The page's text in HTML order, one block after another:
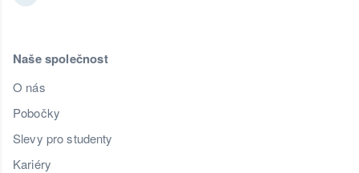
Naše společnost
O nás
Pobočky
Slevy pro studenty
Kariéry